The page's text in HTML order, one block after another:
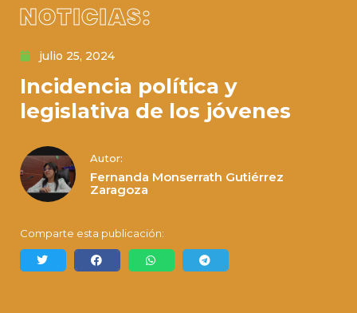
NOTICIAS:
julio 25, 2024
Incidencia política y
legislativa de los jóvenes
Autor:
Fernanda Monserrath Gutiérrez
Zaragoza
Comparte esta publicación: